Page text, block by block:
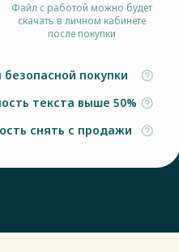
Файл с работой можно будет
скачать в личном кабинете
после покупки
безопасной покупки
текста выше 50%
снять с продажи